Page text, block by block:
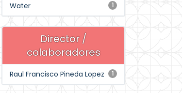
1
Water
Director /
colaboradores
1
Raul Francisco Pineda Lopez